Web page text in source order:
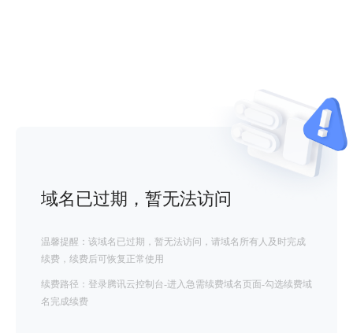
域名已过期，暂无法访问
温馨提醒：该域名已过期，暂无法访问，请域名所有人及时完成
续费，续费后可恢复正常使用
续费路径：登录腾讯云控制台-进入急需续费域名页面-勾选续费域
名完成续费